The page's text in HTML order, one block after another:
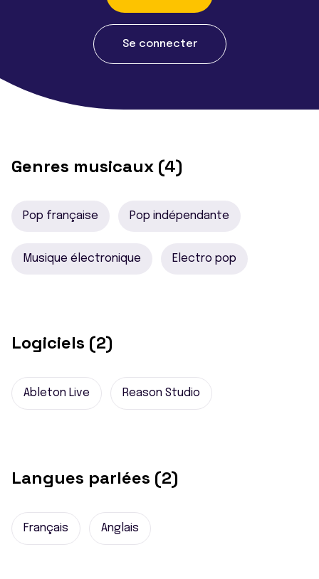
Se connecter
Genres musicaux (4)
Pop française Pop indépendante
Musique électronique Electro pop
Logiciels (2)
Ableton Live Reason Studio
Langues parlées (2)
Français Anglais